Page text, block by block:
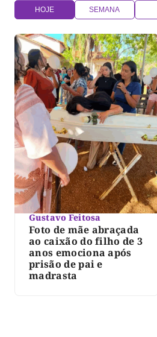
HOJE SEMANA
Gustavo Feitosa
Foto de mãe abraçada
ao caixão do filho de 3
anos emociona após
prisão de pai e
madrasta